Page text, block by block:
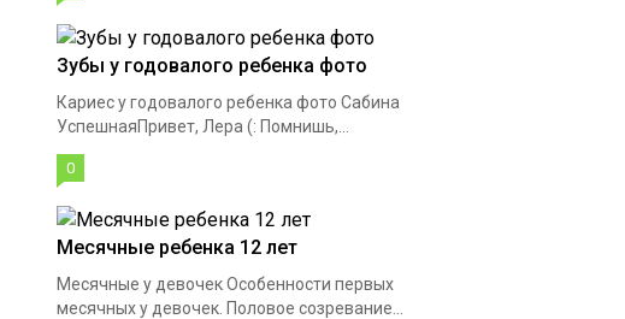
Зубы у годовалого ребенка фото
Кариес у годовалого ребенка фото Сабина
УспешнаяПривет, Лера (: Помнишь,...
0
Месячные ребенка 12 лет
Месячные у девочек Особенности первых
месячных у девочек. Половое созревание...